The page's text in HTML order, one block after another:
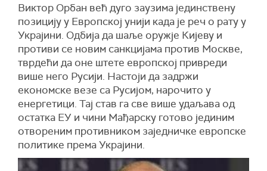
Виктор Орбан већ дуго заузима јединствену
позицију у Европској унији када је реч о рату у
Украјини. Одбија да шаље оружје Кијеву и
противи се новим санкцијама против Москве,
тврдећи да оне штете европској привреди
више него Русији. Настоји да задржи
економске везе са Русијом, нарочито у
енергетици. Тај став га све више удаљава од
остатка ЕУ и чини Мађарску готово јединим
отвореним противником заједничке европске
политике према Украјини.